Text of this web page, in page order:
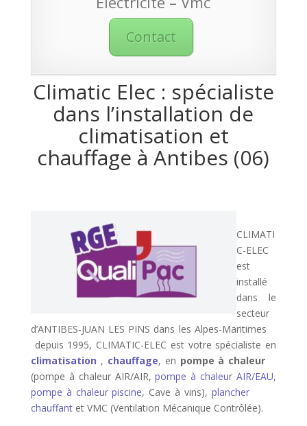
Contact
Climatic Elec : spécialiste
dans l’installation de
climatisation et
chauffage à Antibes (06)
CLIMATI
C-ELEC
est
installé
dans le
secteur
d’ANTIBES-JUAN LES PINS dans les Alpes-Maritimes
depuis 1995, CLIMATIC-ELEC est votre spécialiste en
climatisation , chauffage, en pompe à chaleur
(pompe à chaleur AIR/AIR,pompe à chaleur AIR/EAU,
pompe à chaleur piscine, Cave à vins), plancher
chauffantet VMC (Ventilation Mécanique Contrôlée).